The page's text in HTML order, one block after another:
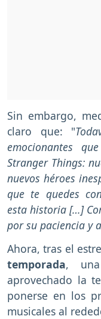
Sin embargo,
claro que: "
emocionantes
Stranger Things:
nuevos héroes
que te quedes
esta historia […]
por su paciencia y
Ahora, tras el
temporada,
aprovechado la
ponerse en los
musicales al